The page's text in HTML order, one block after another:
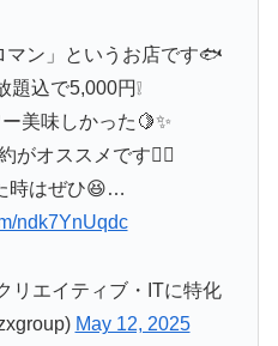
マン」というお店です🐟
題込で5,000円❕
美味しかった🍋✨
がオススメです☝🏻
時はぜひ😆…
ndk7YnUqdc
リエイティブ・ITに特化
May 12, 2025